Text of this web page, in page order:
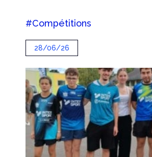
#Compétitions
28/06/26